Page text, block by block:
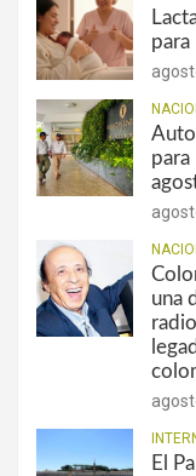
para
para
una
El